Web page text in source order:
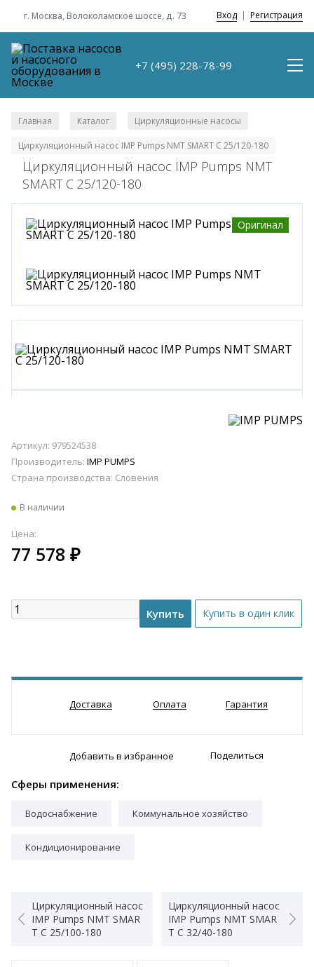
г. Москва, Волоколамское шоссе, д. 73 Вход | Регистрация
+7 (495) 228-78-99
Главная Каталог Циркуляционные насосы
Циркуляционный насос IMP Pumps NMT SMART C 25/120-180
Циркуляционный насос IMP Pumps NMT
SMART C 25/120-180
Оригинал
Артикул: 979524538
Производитель: IMP PUMPS
Страна производства: Словения
В наличии
Цена:
77 578 ₽
Доставка Оплата Гарантия
Добавить в избранное Поделиться
Сферы применения:
Водоснабжение Коммунальное хозяйство
Кондиционирование
Циркуляционный насос
IMP Pumps NMT SMAR
T C 25/100-180
Циркуляционный насос
IMP Pumps NMT SMAR
T C 32/40-180